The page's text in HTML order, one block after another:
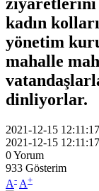
kadın
yönetim
mahalle
dinliyorlar.
2021-12-15 12:11:17
2021-12-15 12:11:17
0Yorum
933 Gösterim
A- A+